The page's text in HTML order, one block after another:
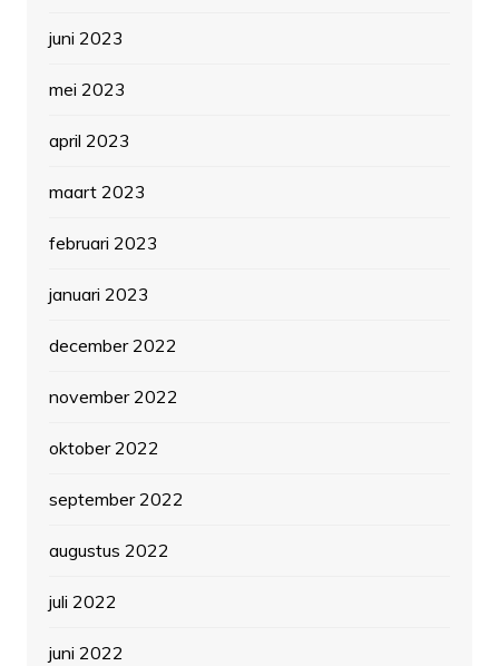
juni 2023
mei 2023
april 2023
maart 2023
februari 2023
januari 2023
december 2022
november 2022
oktober 2022
september 2022
augustus 2022
juli 2022
juni 2022